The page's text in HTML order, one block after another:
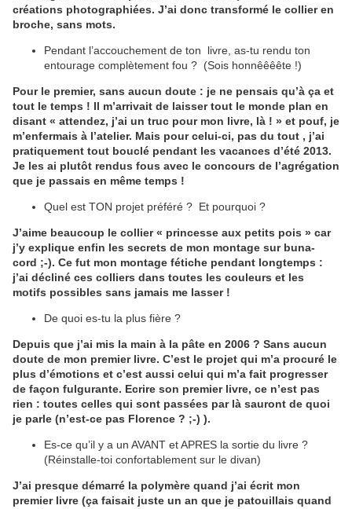
créations photographiées. J’ai donc transformé le collier en
broche, sans mots.
Pendant l’accouchement de ton livre, as-tu rendu ton
entourage complètement fou ? (Sois honnêêêête !)
Pour le premier, sans aucun doute : je ne pensais qu’à ça et
tout le temps ! Il m’arrivait de laisser tout le monde plan en
disant « attendez, j’ai un truc pour mon livre, là ! » et pouf, je
m’enfermais à l’atelier. Mais pour celui-ci, pas du tout , j’ai
pratiquement tout bouclé pendant les vacances d’été 2013.
Je les ai plutôt rendus fous avec le concours de l’agrégation
que je passais en même temps !
Quel est TON projet préféré ? Et pourquoi ?
J’aime beaucoup le collier « princesse aux petits pois » car
j’y explique enfin les secrets de mon montage sur buna-
cord ;-). Ce fut mon montage fétiche pendant longtemps :
j’ai décliné ces colliers dans toutes les couleurs et les
motifs possibles sans jamais me lasser !
De quoi es-tu la plus fière ?
Depuis que j’ai mis la main à la pâte en 2006 ? Sans aucun
doute de mon premier livre. C’est le projet qui m’a procuré le
plus d’émotions et c’est aussi celui qui m’a fait progresser
de façon fulgurante. Ecrire son premier livre, ce n’est pas
rien : toutes celles qui sont passées par là sauront de quoi
je parle (n’est-ce pas Florence ? ;-) ).
Es-ce qu’il y a un AVANT et APRES la sortie du livre ?
(Réinstalle-toi confortablement sur le divan)
J’ai presque démarré la polymère quand j’ai écrit mon
premier livre (ça faisait juste un an que je patouillais quand